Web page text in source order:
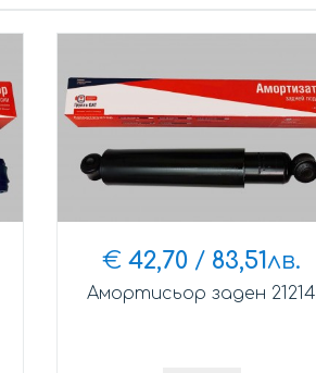
€42,70 / 83,51лв.
Амортисьор заден 21214